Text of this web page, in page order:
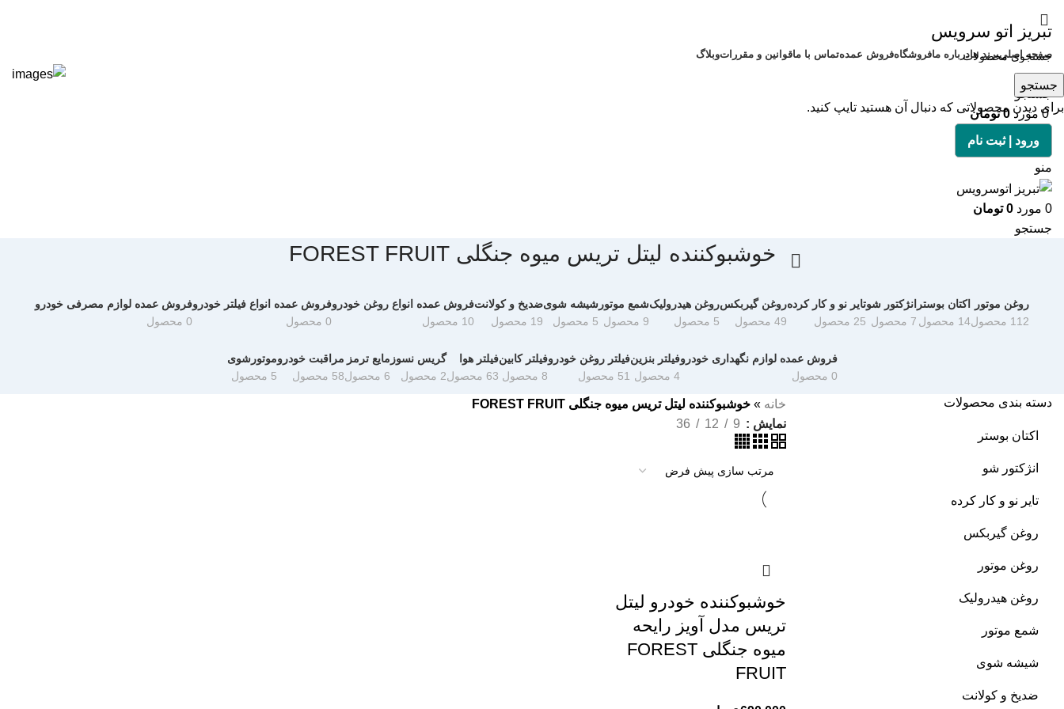
تبریز اتو سرویس
صفحه اصلیبرند هادرباره مافروشگاهفروش عمدهتماس با ماقوانین و مقرراتوبلاگ
جستجو
0 مورد 0 تومان
ورود | ثبت نام
منو
0 مورد 0 تومان
جستجو
خوشبوکننده لیتل تریس میوه جنگلی FOREST FRUIT
روغن موتور
112 محصول
اکتان بوستر
14 محصول
انژکتور شو
7 محصول
تایر نو و کار کرده
25 محصول
روغن گیربکس
49 محصول
روغن هیدرولیک
5 محصول
شمع موتور
9 محصول
شیشه شوی
5 محصول
ضدیخ و کولانت
19 محصول
فروش عمده انواع روغن خودرو
10 محصول
فروش عمده انواع فیلتر خودرو
0 محصول
فروش عمده لوازم مصرفی خودرو
0 محصول
فروش عمده لوازم نگهداری خودرو
0 محصول
فیلتر بنزین
4 محصول
فیلتر روغن خودرو
51 محصول
فیلتر کابین
8 محصول
فیلتر هوا
63 محصول
گریس نسوز
2 محصول
مایع ترمز
6 محصول
مراقبت خودرو
58 محصول
موتورشوی
5 محصول
دسته بندی محصولات
اکتان بوستر
انژکتور شو
تایر نو و کار کرده
روغن گیربکس
روغن موتور
روغن هیدرولیک
شمع موتور
شیشه شوی
ضدیخ و کولانت
خانه » خوشبوکننده لیتل تریس میوه جنگلی FOREST FRUIT
نمایش
9
12
36
خوشبوکننده خودرو لیتل
تریس مدل آویز رایحه
میوه جنگلی FOREST
FRUIT
جستجو
برای دیدن محصولاتی که دنبال آن هستید تایپ کنید.